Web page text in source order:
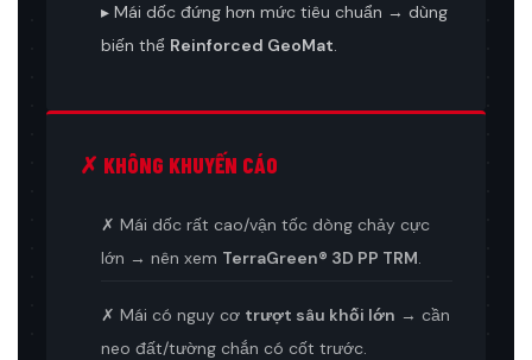
▸ Mái dốc đứng hơn mức tiêu chuẩn → dùng
biến thể Reinforced GeoMat.
✗ KHÔNG KHUYẾN CÁO
✗ Mái dốc rất cao/vận tốc dòng chảy cực
lớn → nên xem TerraGreen® 3D PP TRM.
✗ Mái có nguy cơ trượt sâu khối lớn → cần
neo đất/tường chắn có cốt trước.